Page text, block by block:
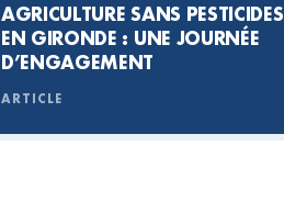
AGRICULTURE SANS PESTICIDES
EN GIRONDE : UNE JOURNÉE
D’ENGAGEMENT
ARTICLE